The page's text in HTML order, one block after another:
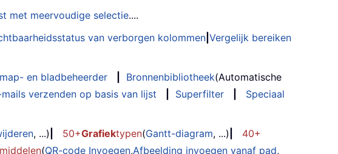
met meervoudige selectie....
van verborgen kolommen Vergelijk bereiken
en bladbeheerder Bronnenbibliotheek(Automatische
mails verzenden op basis van lijst Superfilter
Speciaal
, ...) 50+Grafiektypen(Gantt-diagram, ...)
40+
(QR-code Invoegen,Afbeelding invoegen vanaf pad,